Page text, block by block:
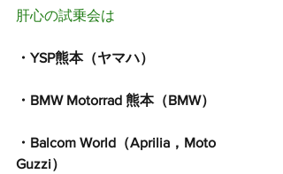
肝心の試乗会は
・YSP熊本（ヤマハ）
・BMW Motorrad 熊本（BMW）
・Balcom World（Aprilia，Moto
Guzzi）